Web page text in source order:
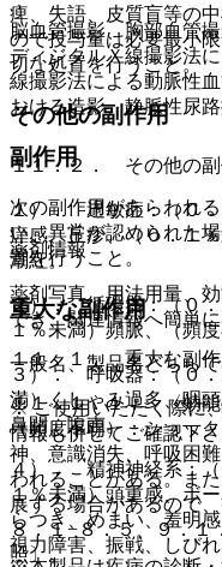
痺、失語、皮質盲等の
ので投与量は必要最小
切な処置を行うこと。
その他の副作用
１１．２． その他の副
１）． 過敏症：（０．
痒感、丘疹、（０．１
潮紅。
２）． 循環器：（０．
１％未満）頻脈、（頻
３）． 呼吸器：（０
満）くしゃみ過多、咽
鼻閉、嗄声。
４）． 精神神経系：（
１％未満）頭重感、ボ
らつき、めまい、羞明
視力障害、振戦、しび
脳血管撮影、胸部血管
ディジタルＸ線撮影法
線撮影法による動脈性
おける造影、静脈性尿路
副作用
次の副作用があらわれ
い、異常が認められた
置を行うこと。
重大な副作用
１１．１． 重大な副作
１１．１．１． 〈効能
（頻度不明）：ショッ
神、意識消失、呼吸困
われることがある。ま
展する場合があるので
８．１−８．５、９．１
照〕。
薬剤情報
薬剤写真、用法用量、
でき、関連情報へ簡単
一般名、製品名どちら
※ ご使用いただく際に
情報も併せてご確認下